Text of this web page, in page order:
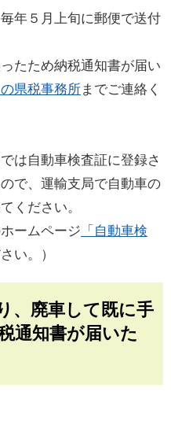
年５月上旬に郵便で送付
たため納税通知書が届い
県税事務所までご連絡く
は自動車検査証に登録さ
で、運輸支局で自動車の
ください。
ームページ 「自動車検
い。）
、廃車して既に手
通知書が届いた